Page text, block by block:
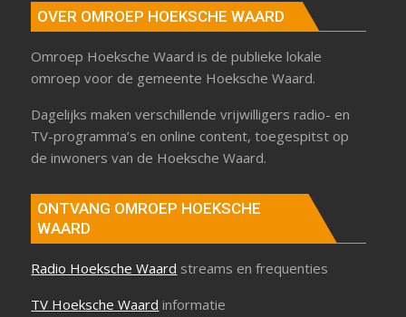
OVER OMROEP HOEKSCHE WAARD
Omroep Hoeksche Waard is de publieke lokale
omroep voor de gemeente Hoeksche Waard.
Dagelijks maken verschillende vrijwilligers radio- en
TV-programma’s en online content, toegespitst op
de inwoners van de Hoeksche Waard.
ONTVANG OMROEP HOEKSCHE
WAARD
Radio Hoeksche Waard streams en frequenties
TV Hoeksche Waard informatie